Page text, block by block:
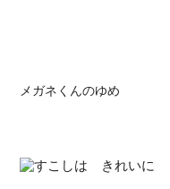
メガネくんのゆめ